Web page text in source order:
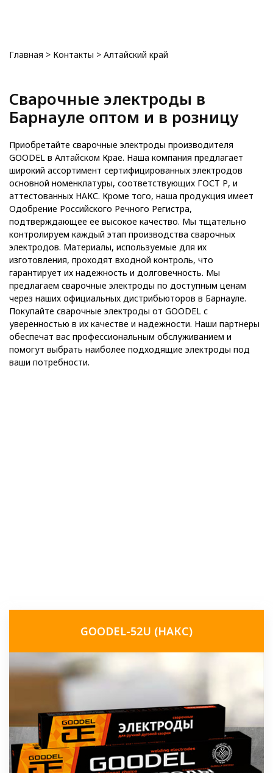
Главная > Контакты > Алтайский край
Сварочные электроды в
Барнауле оптом и в розницу
Приобретайте сварочные электроды производителя
GOODEL в Алтайском Крае. Наша компания предлагает
широкий ассортимент сертифицированных электродов
основной номенклатуры, соответствующих ГОСТ Р, и
аттестованных НАКС. Кроме того, наша продукция имеет
Одобрение Российского Речного Регистра,
подтверждающее ее высокое качество. Мы тщательно
контролируем каждый этап производства сварочных
электродов. Материалы, используемые для их
изготовления, проходят входной контроль, что
гарантирует их надежность и долговечность. Мы
предлагаем сварочные электроды по доступным ценам
через наших официальных дистрибьюторов в Барнауле.
Покупайте сварочные электроды от GOODEL с
уверенностью в их качестве и надежности. Наши партнеры
обеспечат вас профессиональным обслуживанием и
помогут выбрать наиболее подходящие электроды под
ваши потребности.
GOODEL-52U (НАКС)